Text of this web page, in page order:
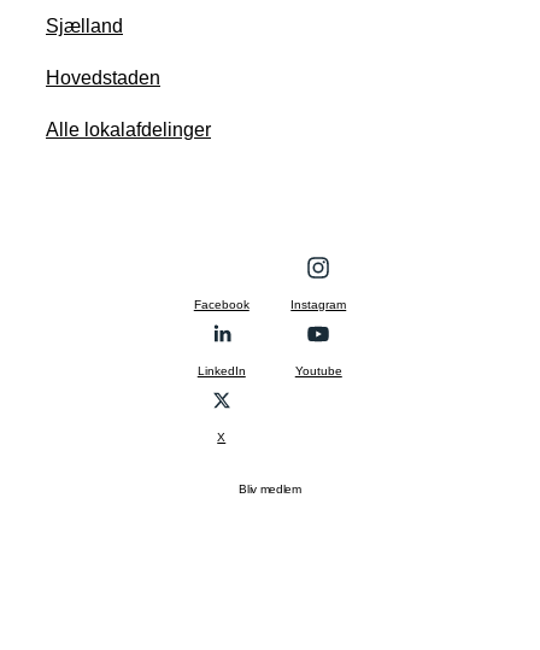
Sjælland
Hovedstaden
Alle lokalafdelinger
Facebook Instagram
LinkedIn Youtube
X
Bliv medlem